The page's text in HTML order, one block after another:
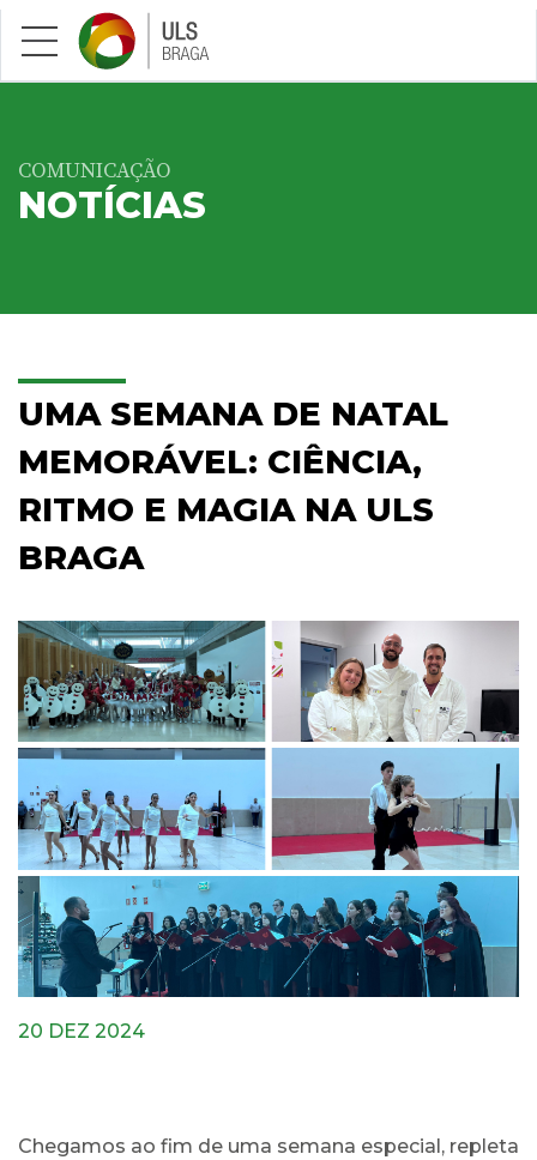
Saltar para conteúdo principal
COMUNICAÇÃO
NOTÍCIAS
UMA SEMANA DE NATAL
MEMORÁVEL: CIÊNCIA,
RITMO E MAGIA NA ULS
BRAGA
20 DEZ 2024
Chegamos ao fim de uma semana especial, repleta